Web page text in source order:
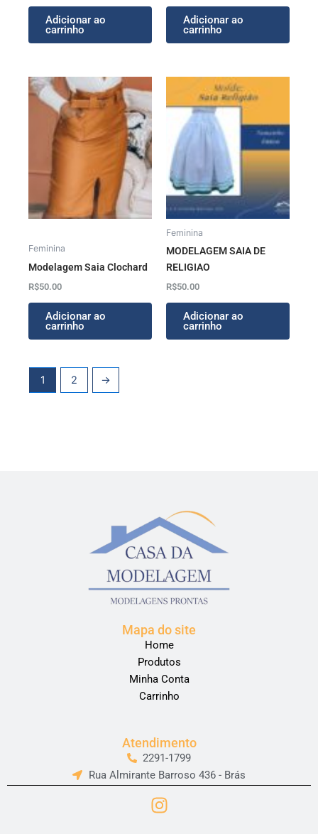
Adicionar ao
carrinho
Adicionar ao
carrinho
Feminina
Modelagem Saia Clochard
R$50.00
Adicionar ao
carrinho
Feminina
MODELAGEM SAIA DE
RELIGIAO
R$50.00
Adicionar ao
carrinho
1 2 →
Mapa do site
Home
Produtos
Minha Conta
Carrinho
Atendimento
2291-1799
Rua Almirante Barroso 436 - Brás
I
n